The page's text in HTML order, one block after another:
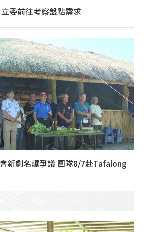
委前往考察盤點需求
會新劇名爆爭議 團隊8/7赴Tafalong